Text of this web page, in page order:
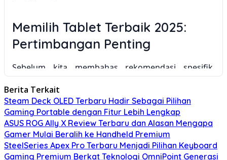
Memilih Tablet Terbaik 2025:
Pertimbangan Penting
Sebelum kita membahas rekomendasi spesifik,
penting untuk mempertimbangkan beberapa faktor
kunci saat memilih tablet. Faktor-faktor ini akan
membantu Anda menyaring pilihan dan
menemukan tablet yang paling sesuai dengan
kebutuhan dan anggaran Anda.
Prosesor dan Performa
Berita Terkait
Steam Deck OLED Terbaru Hadir Sebagai Pilihan
Gaming Portable dengan Fitur Lebih Lengkap
ASUS ROG Ally X Review Terbaru dan Alasan Mengapa
Gamer Mulai Beralih ke Handheld Premium
SteelSeries Apex Pro Terbaru Menjadi Pilihan Keyboard
Gaming Premium Berkat Teknologi OmniPoint Generasi